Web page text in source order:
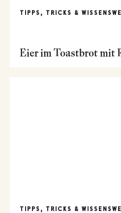
TIPPS, TRICKS &
Eier im Toastbrot mit
TIPPS, TRICKS &